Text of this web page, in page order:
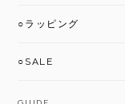
○ラッピング
○SALE